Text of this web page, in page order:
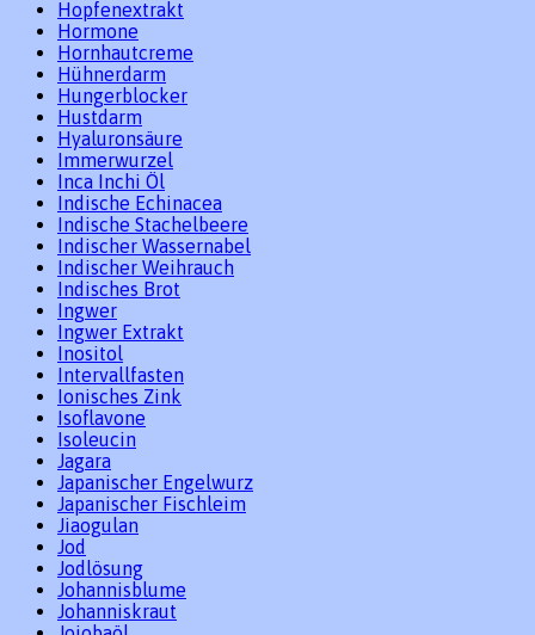
Hopfenextrakt
Hormone
Hornhautcreme
Hühnerdarm
Hungerblocker
Hustdarm
Hyaluronsäure
Immerwurzel
Inca Inchi Öl
Indische Echinacea
Indische Stachelbeere
Indischer Wassernabel
Indischer Weihrauch
Indisches Brot
Ingwer
Ingwer Extrakt
Inositol
Intervallfasten
Ionisches Zink
Isoflavone
Isoleucin
Jagara
Japanischer Engelwurz
Japanischer Fischleim
Jiaogulan
Jod
Jodlösung
Johannisblume
Johanniskraut